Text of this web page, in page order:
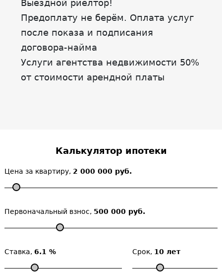
Выездной риелтор!
Предоплату не берём. Оплата услуг
после показа и подписания
договора-найма
Услуги агентства недвижимости 50%
от стоимости арендной платы
Калькулятор ипотеки
Цена за квартиру, 2 000 000 руб.
Первоначальный взнос, 500 000 руб.
Ставка, 6.1 % Срок, 10 лет